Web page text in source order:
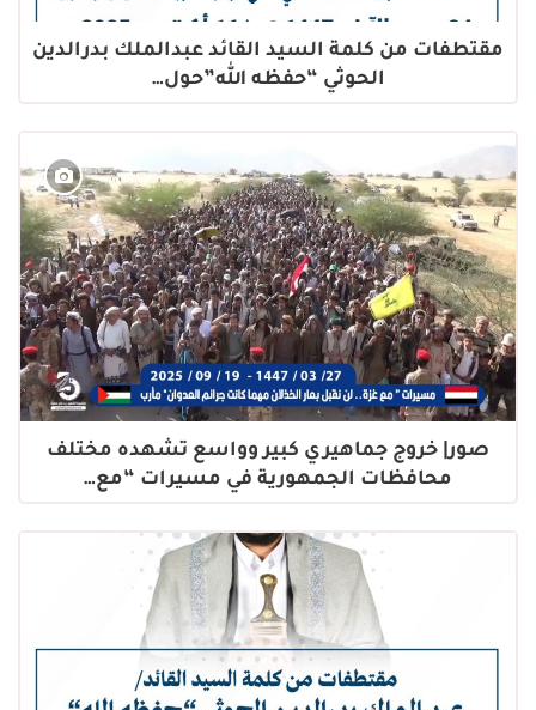
مقتطفات من كلمة السيد القائد عبدالملك بدرالدين
الحوثي “حفظه الله”حول…
صور| خروج جماهيري كبير وواسع تشهده مختلف
محافظات الجمهورية في مسيرات “مع…